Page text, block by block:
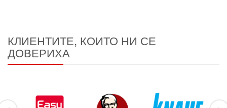
КЛИЕНТИТЕ, КОИТО НИ СЕ
ДОВЕРИХА